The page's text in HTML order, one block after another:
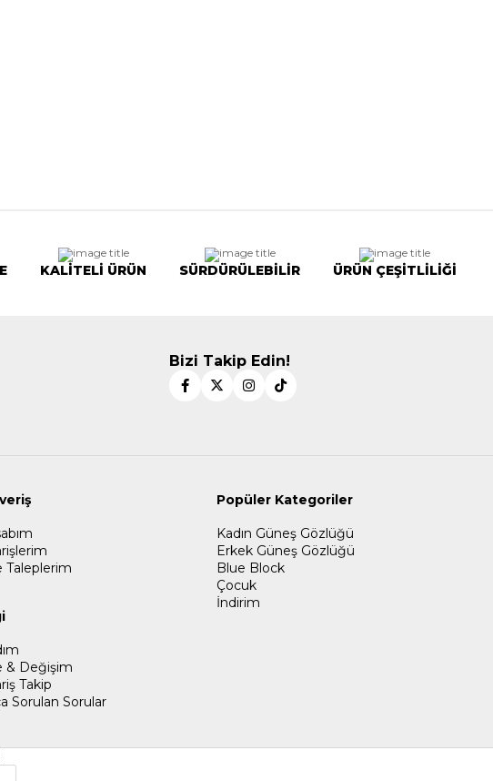
KALİTELİ ÜRÜN SÜRDÜRÜLEBİLİR ÜRÜN ÇEŞİTLİLİĞİ
Bizi Takip Edin!
Taleplerim
& Değişim
Takip
Sorulan Sorular
Popüler Kategoriler
Kadın Güneş Gözlüğü
Erkek Güneş Gözlüğü
Blue Block
Çocuk
İndirim